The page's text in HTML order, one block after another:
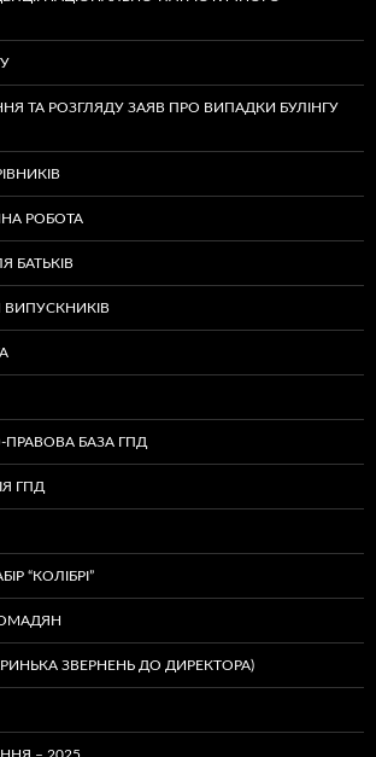
ТА РОЗГЛЯДУ ЗАЯВ ПРО ВИПАДКИ БУЛІНГУ
РОБОТА
БАТЬКІВ
БАЗА ГПД
ГПД
“КОЛІБРІ”
ЗВЕРНЕНЬ ДО ДИРЕКТОРА)